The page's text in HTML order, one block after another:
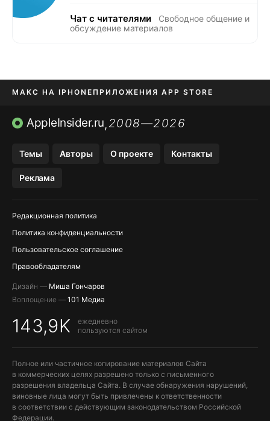
Чат с читателями
Свободное общение и
обсуждение материалов
МАКС НА IPHONE ПРИЛОЖЕНИЯ APP STORE
TIKTOK НА IPHONEПРИЛОЖЕНИЯ БЕЗ APP STORE
AppleInsider.ru,2008—2026
Темы Авторы О проекте Контакты
Реклама
Редакционная политика
Политика конфиденциальности
Пользовательское соглашение
Правообладателям
Дизайн — Миша Гончаров
Воплощение — 101 Медиа
143,9K
ежедневно
пользуются сайтом
Полное или частичное копирование материалов Сайта
в коммерческих целях разрешено только с письменного
разрешения владельца Сайта. В случае обнаружения нарушений,
виновные лица могут быть привлечены к ответственности
в соответствии с действующим законодательством Российской
Федерации.